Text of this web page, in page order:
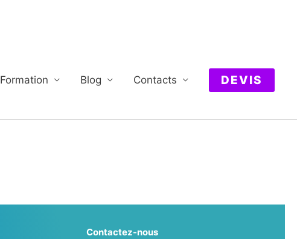
Formation Blog Contacts DEVIS
Contactez-nous